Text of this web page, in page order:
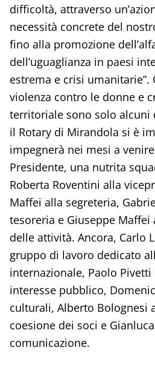
difficoltà, attraverso
necessità concrete del
fino alla promozione
dell’uguaglianza in paesi
estrema e crisi umanitarie”.
violenza contro le donne e
territoriale sono solo alcuni
il Rotary di Mirandola si è
impegnerà nei mesi a
Presidente, una nutrita
Roberta Roventini alla
Maffei alla segreteria,
tesoreria e Giuseppe
delle attività. Ancora, Carlo
gruppo di lavoro dedicato
internazionale, Paolo
interesse pubblico,
culturali, Alberto Bolognesi
coesione dei soci e
comunicazione.